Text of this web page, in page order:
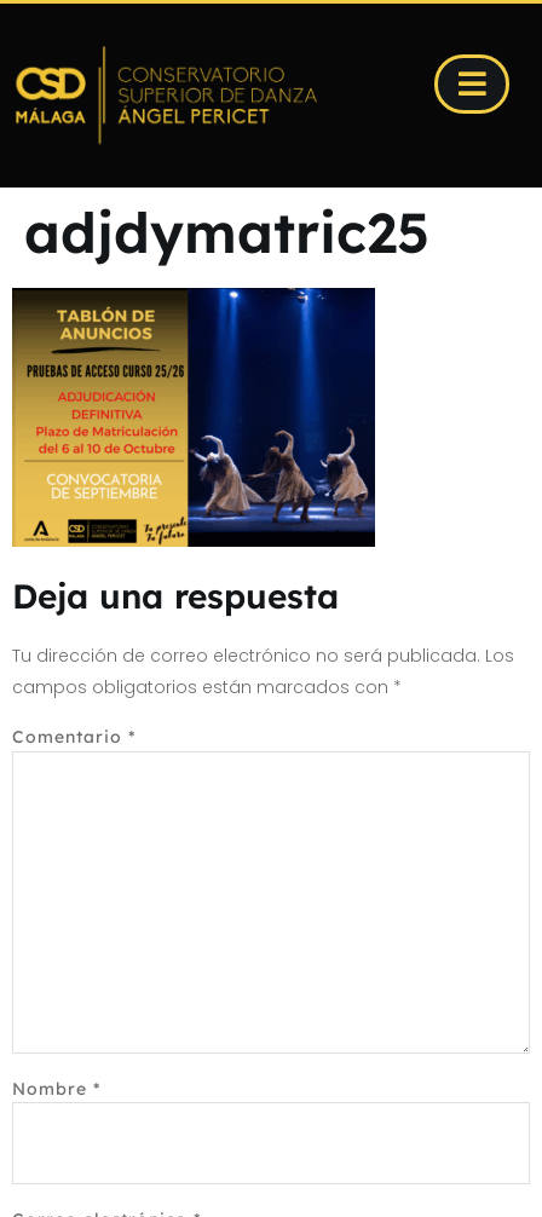
adjdymatric25
Deja una respuesta
Tu dirección de correo electrónico no será publicada. Los
campos obligatorios están marcados con *
Comentario *
Nombre *